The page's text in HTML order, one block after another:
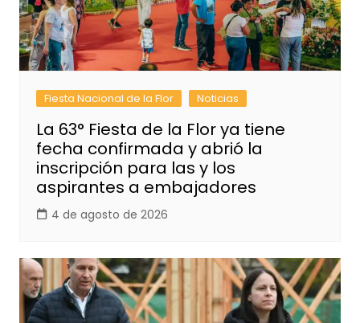
Fiesta Nacional de la Flor Noticias
La 63° Fiesta de la Flor ya tiene
fecha confirmada y abrió la
inscripción para las y los
aspirantes a embajadores
4 de agosto de 2026